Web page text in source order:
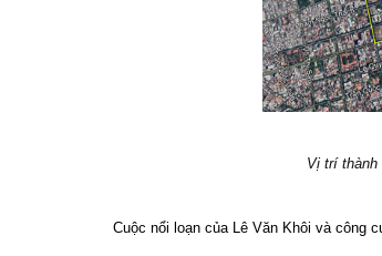
Vị trí thành
Cuộc nổi loạn của Lê Văn Khôi và công